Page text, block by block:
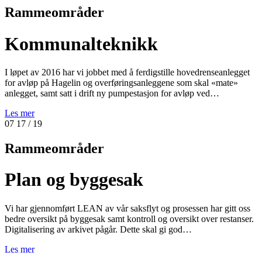
Rammeområder
Kommunalteknikk
I løpet av 2016 har vi jobbet med å ferdigstille hovedrenseanlegget
for avløp på Hagelin og overføringsanleggene som skal «mate»
anlegget, samt satt i drift ny pumpestasjon for avløp ved…
Les mer
07 17 / 19
Rammeområder
Plan og byggesak
Vi har gjennomført LEAN av vår saksflyt og prosessen har gitt oss
bedre oversikt på byggesak samt kontroll og oversikt over restanser.
Digitalisering av arkivet pågår. Dette skal gi god…
Les mer